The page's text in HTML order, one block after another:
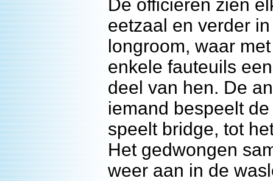
De officieren zien
eetzaal en verder
longroom, waar
enkele fauteuils
deel van hen. De
iemand bespeelt
speelt bridge, tot
Het gedwongen
weer aan in de